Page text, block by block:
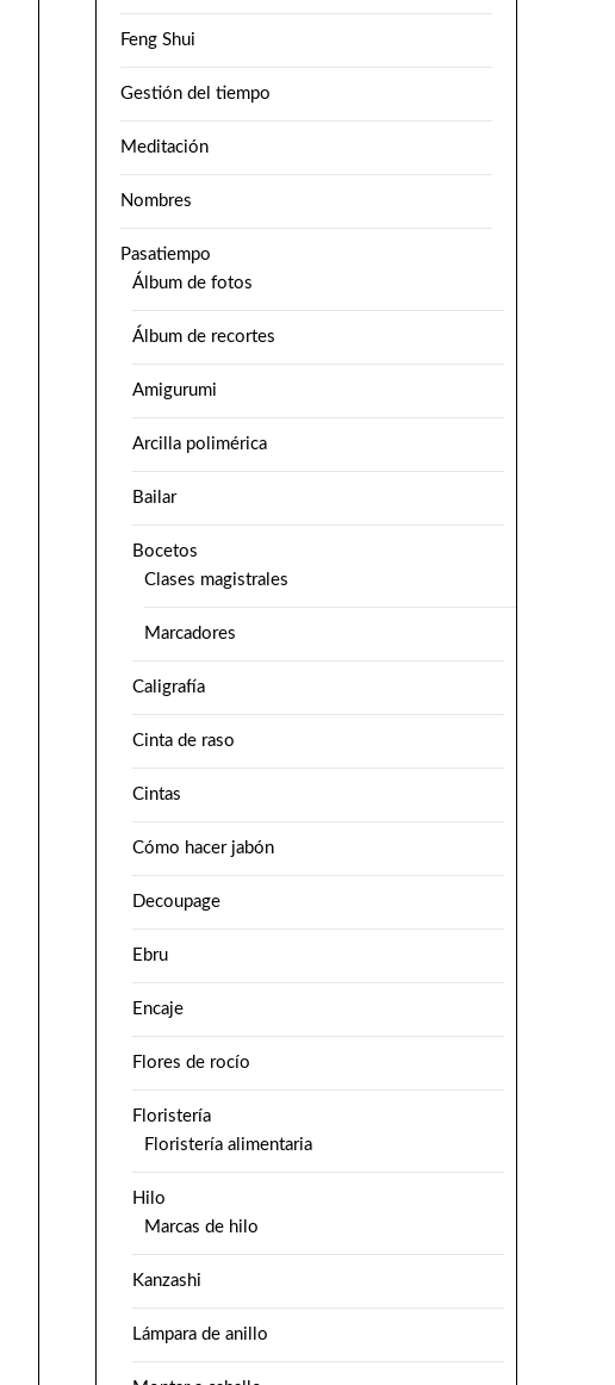
Feng Shui
Gestión del tiempo
Meditación
Nombres
Pasatiempo
Álbum de fotos
Álbum de recortes
Amigurumi
Arcilla polimérica
Bailar
Bocetos
Clases magistrales
Marcadores
Caligrafía
Cinta de raso
Cintas
Cómo hacer jabón
Decoupage
Ebru
Encaje
Flores de rocío
Floristería
Floristería alimentaria
Hilo
Marcas de hilo
Kanzashi
Lámpara de anillo